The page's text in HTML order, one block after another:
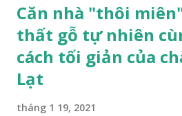
Căn nhà "thôi
thất gỗ tự nhiên
cách tối giản của
Lạt
tháng 1 19, 2021